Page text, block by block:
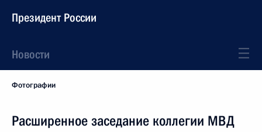
Президент России
Новости
Фотографии
Расширенное заседание коллегии МВД